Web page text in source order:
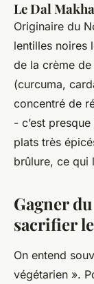
Le Dal
Originaire du
lentilles noires
de la crème
(curcuma,
concentré de
- c’est
plats très
brûlure, ce qui
Gagner
sacrifier
On entend
végétarien ».